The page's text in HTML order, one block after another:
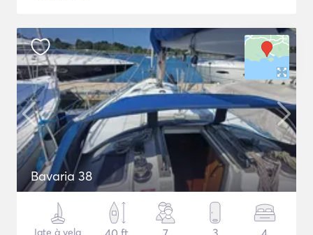
Bavaria 38
Iate à vela